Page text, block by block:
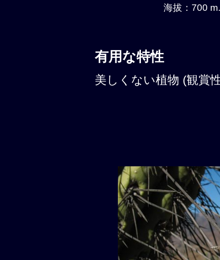
海拔：700
有用な特性
美しくない植物 (観賞